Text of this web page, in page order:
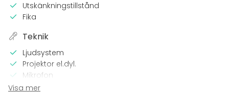
Utskänkningstillstånd
Fika
Teknik
Ljudsystem
Projektor el.dyl.
Mikrofon
Wi-Fi
Visa mer